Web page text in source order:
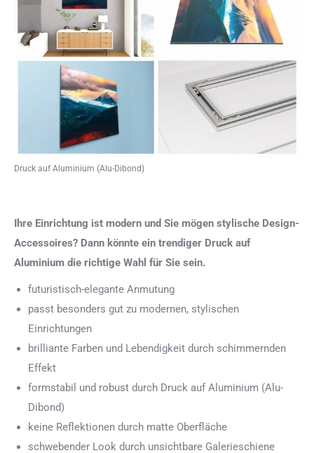
Druck auf Aluminium (Alu-Dibond)
Ihre Einrichtung ist modern und Sie mögen stylische Design-
Accessoires? Dann könnte ein trendiger Druck auf
Aluminium die richtige Wahl für Sie sein.
futuristisch-elegante Anmutung
passt besonders gut zu modernen, stylischen
Einrichtungen
brilliante Farben und Lebendigkeit durch schimmernden
Effekt
formstabil und robust durch Druck auf Aluminium (Alu-
Dibond)
keine Reflektionen durch matte Oberfläche
schwebender Look durch unsichtbare Galerieschiene